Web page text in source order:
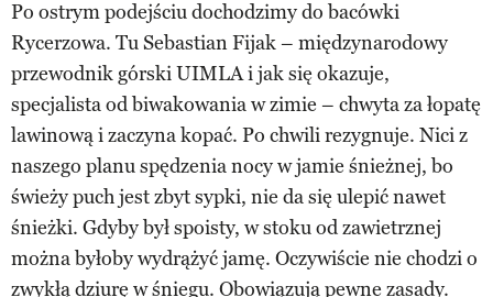
Po ostrym podejściu dochodzimy do bacówki
Rycerzowa. Tu Sebastian Fijak – międzynarodowy
przewodnik górski UIMLA i jak się okazuje,
specjalista od biwakowania w zimie – chwyta za łopatę
lawinową i zaczyna kopać. Po chwili rezygnuje. Nici z
naszego planu spędzenia nocy w jamie śnieżnej, bo
świeży puch jest zbyt sypki, nie da się ulepić nawet
śnieżki. Gdyby był spoisty, w stoku od zawietrznej
można byłoby wydrążyć jamę. Oczywiście nie chodzi o
zwykłą dziurę w śniegu. Obowiązują pewne zasady.